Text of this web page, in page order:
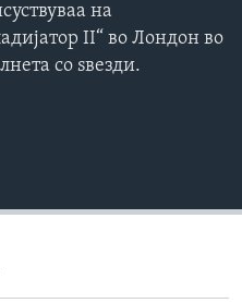
на
II“ во Лондон во
со ѕвезди.